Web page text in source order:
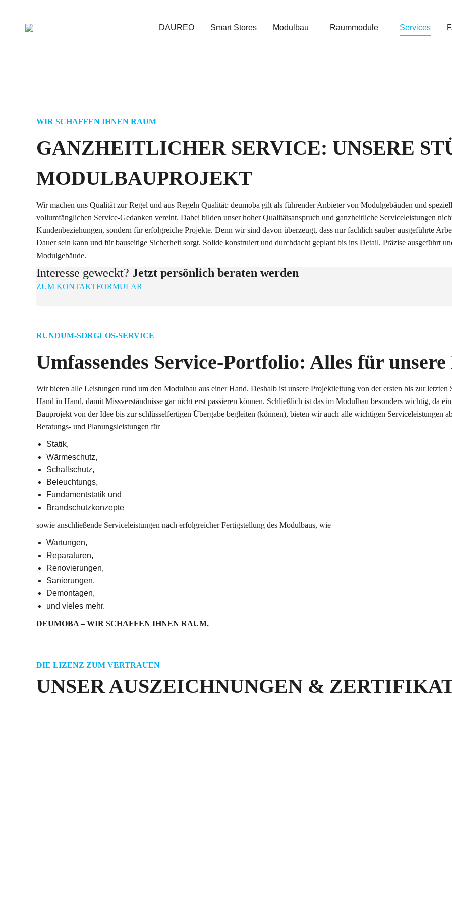
DAUREO Smart Stores Modulbau Raummodule Services
WIR SCHAFFEN IHNEN RAUM
GANZHEITLICHER SERVICE: UNSERE
MODULBAUPROJEKT
Wir machen uns Qualität zur Regel und aus Regeln Qualität: deumoba gilt als führender Anbieter von Modulgebäuden und
vollumfänglichen Service-Gedanken vereint. Dabei bilden unser hoher Qualitätsanspruch und ganzheitliche Serviceleistungen
Kundenbeziehungen, sondern für erfolgreiche Projekte. Denn wir sind davon überzeugt, dass nur fachlich sauber ausgeführte
Dauer sein kann und für bauseitige Sicherheit sorgt. Solide konstruiert und durchdacht geplant bis ins Detail. Präzise ausgeführt
Modulgebäude.
Interesse geweckt? Jetzt persönlich beraten werden
ZUM KONTAKTFORMULAR
RUNDUM-SORGLOS-SERVICE
Umfassendes Service-Portfolio: Alles für
Wir bieten alle Leistungen rund um den Modulbau aus einer Hand. Deshalb ist unsere Projektleitung von der ersten bis zur
Hand in Hand, damit Missverständnisse gar nicht erst passieren können. Schließlich ist das im Modulbau besonders wichtig, da
Bauprojekt von der Idee bis zur schlüsselfertigen Übergabe begleiten (können), bieten wir auch alle wichtigen Serviceleistungen
Beratungs- und Planungsleistungen für
Statik,
Wärmeschutz,
Schallschutz,
Beleuchtungs,
Fundamentstatik und
Brandschutzkonzepte
sowie anschließende Serviceleistungen nach erfolgreicher Fertigstellung des Modulbaus, wie
Wartungen,
Reparaturen,
Renovierungen,
Sanierungen,
Demontagen,
und vieles mehr.
DEUMOBA – WIR SCHAFFEN IHNEN RAUM.
DIE LIZENZ ZUM VERTRAUEN
UNSER AUSZEICHNUNGEN &